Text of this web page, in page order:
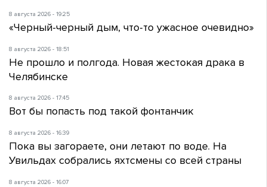
8 августа 2026 - 19:25
«Черный-черный дым, что-то ужасное очевидно»
8 августа 2026 - 18:51
Не прошло и полгода. Новая жестокая драка в
Челябинске
8 августа 2026 - 17:45
Вот бы попасть под такой фонтанчик
8 августа 2026 - 16:39
Пока вы загораете, они летают по воде. На
Увильдах собрались яхтсмены со всей страны
8 августа 2026 - 16:07